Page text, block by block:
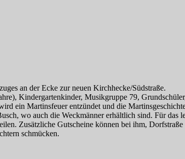
an der Ecke zur neuen Kirchhecke/Südstraße.
Kindergartenkinder, Musikgruppe 79,
ein Martinsfeuer entzündet und die
wo auch die Weckmänner erhältlich sind. Für
Zusätzliche Gutscheine können bei ihm,
schmücken.